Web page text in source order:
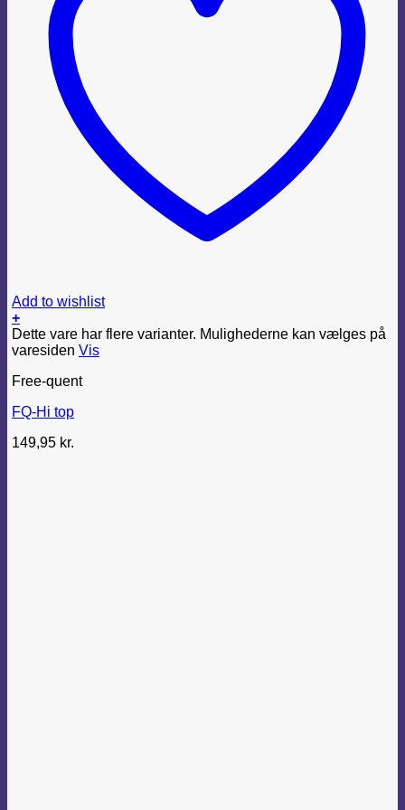
Add to wishlist
+
Dette vare har flere varianter. Mulighederne kan vælges på
varesiden Vis
Free-quent
FQ-Hi top
149,95 kr.